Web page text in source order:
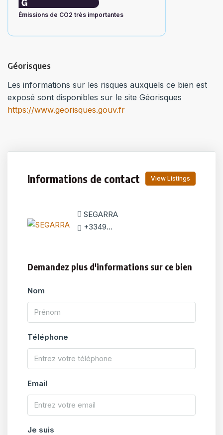
Émissions de CO2 très importantes
Géorisques
Les informations sur les risques auxquels ce bien est
exposé sont disponibles sur le site Géorisques
https://www.georisques.gouv.fr
Informations de contact View Listings
SEGARRA
+33493944848
Demandez plus d'informations sur ce bien
Nom
Téléphone
Email
Je suis